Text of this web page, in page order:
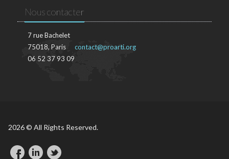
Nous contacter
7 rue Bachelet
75018, Paris
06 52 37 93 09
contact@proarti.org
2026 © All Rights Reserved.